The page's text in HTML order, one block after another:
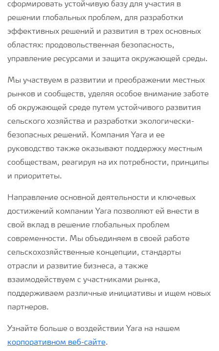
сформировать устойчивую базу для участия в
решении глобальных проблем, для разработки
эффективных решений и развития в трех основных
областях: продовольственная безопасность,
управление ресурсами и защита окружающей среды.
Мы участвуем в развитии и преображении местных
рынков и сообществ, уделяя особое внимание заботе
об окружающей среде путем устойчивого развития
сельского хозяйства и разработки экологически-
безопасных решений. Компания Yara и ее
руководство также оказывают поддержку местным
сообществам, реагируя на их потребности, принципы
и приоритеты.
Направление основной деятельности и ключевых
достижений компании Yara позволяют ей внести в
свой вклад в решение глобальных проблем
современности. Мы объединяем в своей работе
сельскохозяйственные концепции, стандарты
отрасли и развитие бизнеса, а также
взаимодействуем с участниками рынка,
поддерживаем различные инициативы и ищем новых
партнеров.
Узнайте больше о воздействии Yara на нашем
корпоративном веб-сайте.